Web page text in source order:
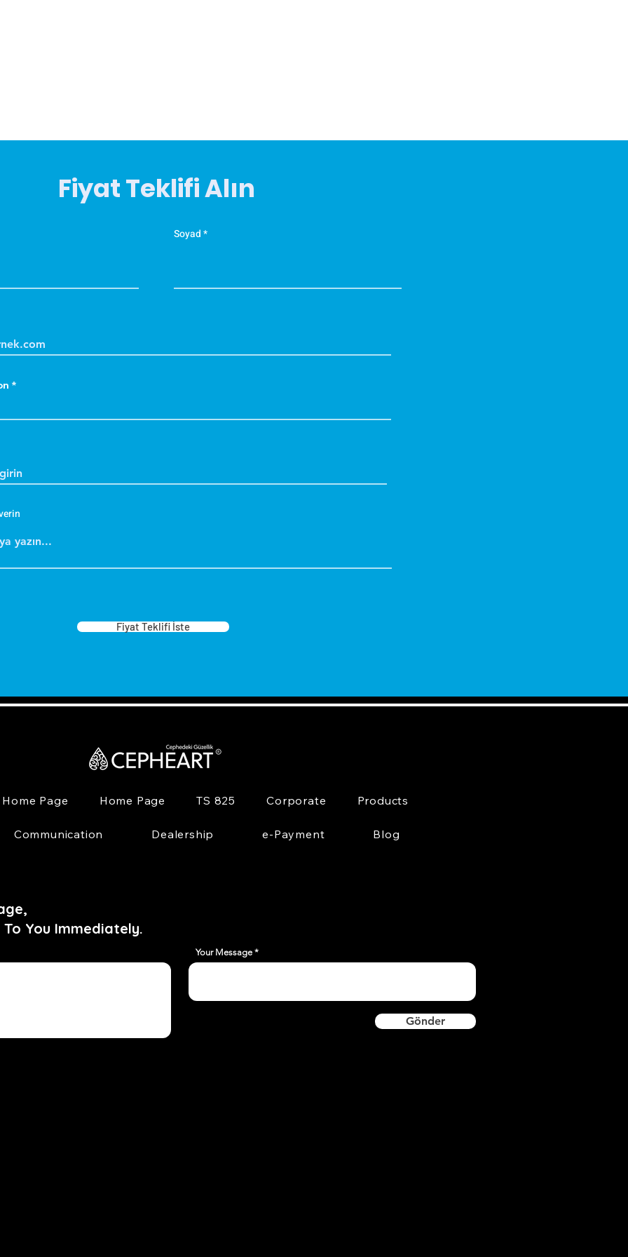
Fiyat Teklifi Alın
Soyad
Fiyat Teklifi İste
Home Page Home Page TS 825 Corporate Products
Communication Dealership e-Payment Blog
You Immediately.
Your Message
Gönder